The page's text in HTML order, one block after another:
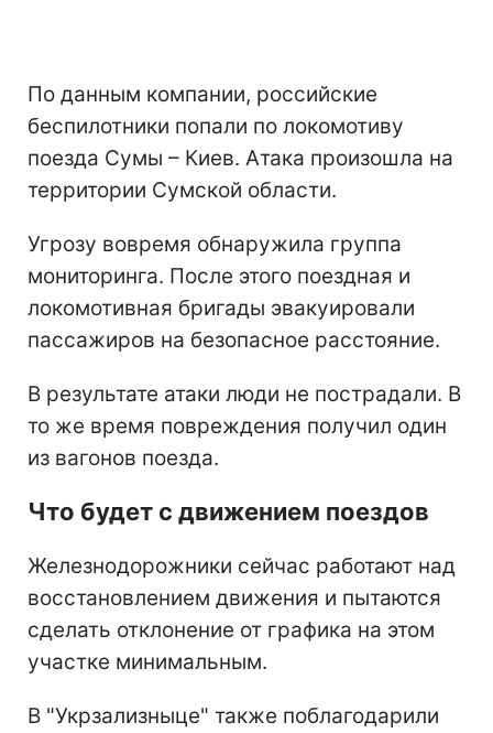
По данным компании, российские
беспилотники попали по локомотиву
поезда Сумы – Киев. Атака произошла на
территории Сумской области.
Угрозу вовремя обнаружила группа
мониторинга. После этого поездная и
локомотивная бригады эвакуировали
пассажиров на безопасное расстояние.
В результате атаки люди не пострадали. В
то же время повреждения получил один
из вагонов поезда.
Что будет с движением поездов
Железнодорожники сейчас работают над
восстановлением движения и пытаются
сделать отклонение от графика на этом
участке минимальным.
В "Укрзализныце" также поблагодарили